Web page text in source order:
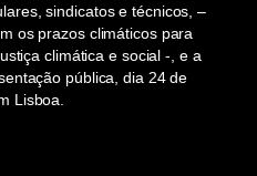
sindicatos e técnicos, –
os prazos climáticos para
climática e social -, e a
pública, dia 24 de
Lisboa.